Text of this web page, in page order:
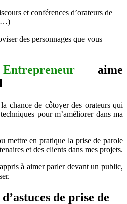
et conférences d’orateurs de
des personnages que vous
aime
chance de côtoyer des orateurs qui
pour m’améliorer dans ma
mettre en pratique la prise de parole
et des clients dans mes projets.
à aimer parler devant un public,
de prise de